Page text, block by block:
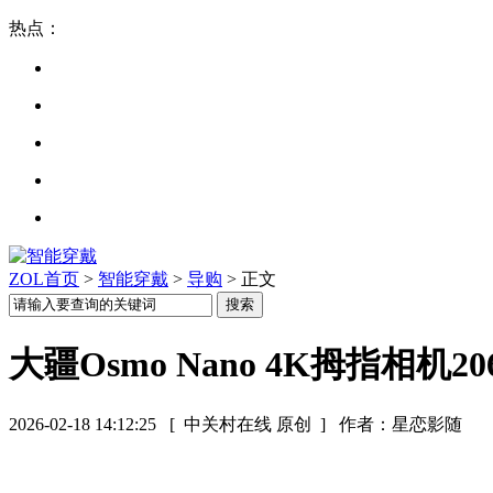
热点：
ZOL首页 > 智能穿戴 > 导购 > 正文
大疆Osmo Nano 4K拇指相机
2026-02-18 14:12:25 [ 中关村在线 原创 ] 作者：星恋影随